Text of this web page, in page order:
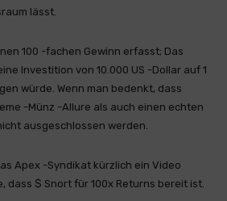
lässt.
100 -fachen Gewinn erfasst; Das
Investition von 10.000 US -Dollar auf 1
würde. Wenn man bedenkt, dass
-Münz -Allure als auch einen echten
ausgeschlossen werden.
Apex -Syndikat kürzlich ein Video
dass $ Snort für 100x Returns bereit ist.